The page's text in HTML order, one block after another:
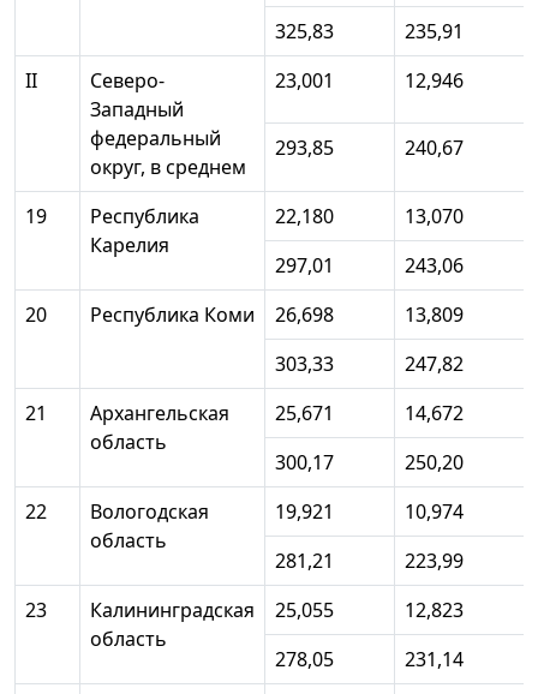
325,83
235,91
II
Северо-
Западный
федеральный
округ, в среднем
23,001 12,946
293,85 240,67
19
Республика
Карелия
22,180
13,070
297,01
243,06
20
Республика Коми 26,698
13,809
303,33
247,82
21
Архангельская
область
25,671
14,672
300,17
250,20
22
Вологодская
область
19,921
10,974
281,21
223,99
23
Калининградская
область
25,055
12,823
278,05
231,14